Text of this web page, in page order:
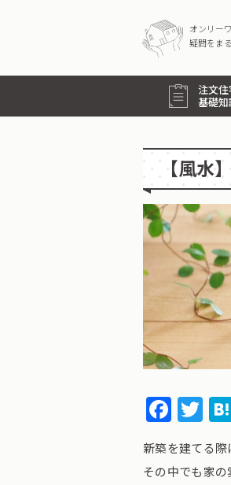
オンリー
疑問をま
注文
基礎知
【風水
新築を建てる際
その中でも家の